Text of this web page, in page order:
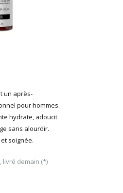
un après-
pour hommes.
hydrate, adoucit
sans alourdir.
soignée.
livré demain (*)